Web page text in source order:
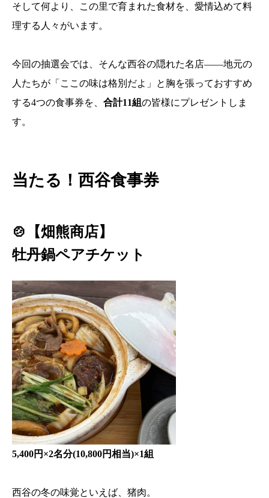
そして何より、この里で育まれた食材を、愛情込めて料
理する人々がいます。
今回の抽選会では、そんな西谷の隠れた名店――地元の
人たちが「ここの味は格別だよ」と胸を張っておすすめ
する4つの食事券を、 合計11組の皆様にプレゼントしま
す。
当たる！西谷食事券
🍲【畑熊商店】
牡丹鍋ペアチケット
5,400円×2名分(10,800円相当)×1組
西谷の冬の味覚といえば、猪肉。